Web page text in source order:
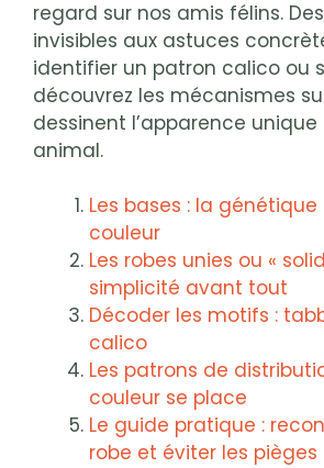
regard sur nos amis félins.
invisibles aux astuces
identifier un patron calico ou
découvrez les mécanismes
dessinent l’apparence
animal.
Les bases : la
couleur
Les robes unies ou «
simplicité avant tout
Décoder les motifs :
calico
Les patrons de
couleur se place
Le guide pratique :
robe et éviter les pièges